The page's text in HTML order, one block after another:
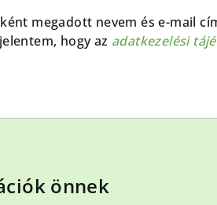
megadott nevem és e-mail
hogy az adatkezelési
önnek